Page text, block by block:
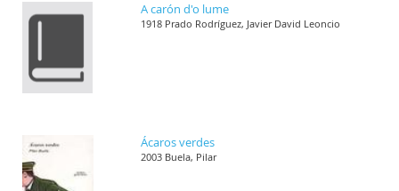
A carón d'o lume
1918 Prado Rodríguez, Javier David Leoncio
Ácaros verdes
2003 Buela, Pilar